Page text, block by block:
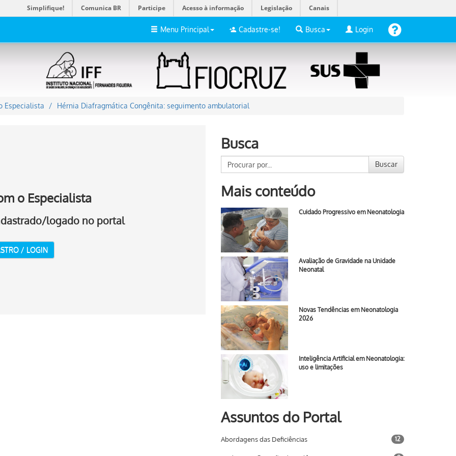
Simplifique! Comunica BR Participe Acesso à informação Legislação Canais
Menu Principal Cadastre-se! Busca Login
Especialista Hérnia Diafragmática Congênita: seguimento ambulatorial
o Especialista
logado no portal
/ LOGIN
Busca
Buscar
Mais conteúdo
Cuidado Progressivo em Neonatologia
Avaliação de Gravidade na Unidade
Neonatal
Novas Tendências em Neonatologia
2026
Inteligência Artificial em Neonatologia:
uso e limitações
Assuntos do Portal
Abordagens das Deficiências 12